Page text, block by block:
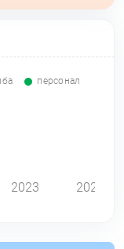
персонал
2023 2024